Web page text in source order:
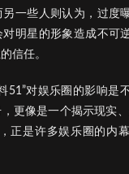
一些人则认为，过度
明星的形象造成不可
信任。
51”对娱乐圈的影响是
更像是一个揭示现实
正是许多娱乐圈的内